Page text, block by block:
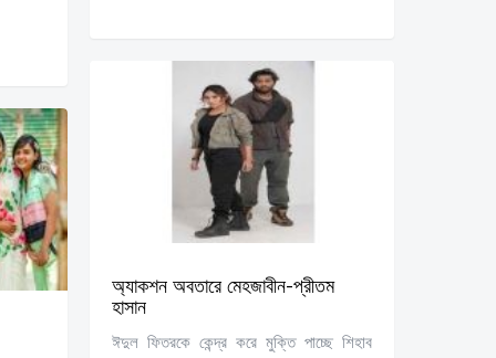
অ্যাকশন অবতারে মেহজাবীন-প্রীতম
হাসান
ঈদুল ফিতরকে কেন্দ্র করে মুক্তি পাচ্ছে শিহাব